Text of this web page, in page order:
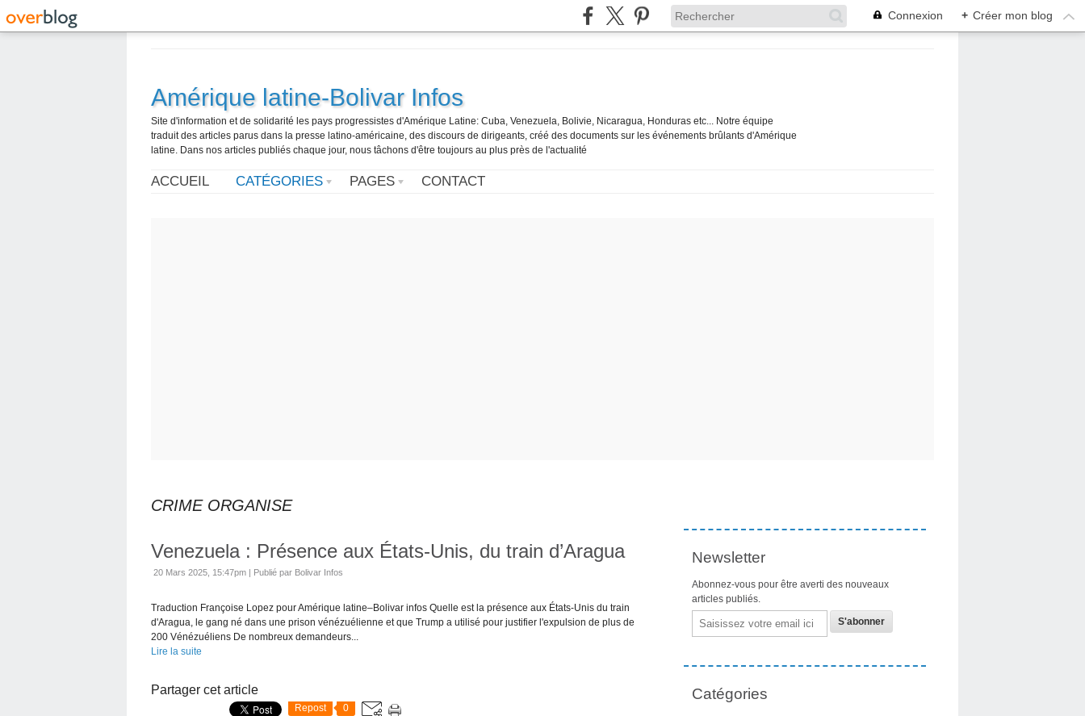
Connexion + Créer mon blog
Amérique latine-Bolivar Infos
Site d'information et de solidarité les pays progressistes d'Amérique Latine: Cuba, Venezuela, Bolivie, Nicaragua, Honduras etc... Notre équipe
traduit des articles parus dans la presse latino-américaine, des discours de dirigeants, créé des documents sur les événements brûlants d'Amérique
latine. Dans nos articles publiés chaque jour, nous tâchons d'être toujours au plus près de l'actualité
ACCUEIL CATÉGORIES PAGES CONTACT
CRIME ORGANISE
Venezuela : Présence aux États-Unis, du train d’Aragua
20 Mars 2025, 15:47pm | Publié par Bolivar Infos
Traduction Françoise Lopez pour Amérique latine–Bolivar infos Quelle est la présence aux États-Unis du train
d'Aragua, le gang né dans une prison vénézuélienne et que Trump a utilisé pour justifier l'expulsion de plus de
200 Vénézuéliens De nombreux demandeurs...
Lire la suite
Partager cet article
Repost 0
Newsletter
Abonnez-vous pour être averti des nouveaux
articles publiés.
Email
Catégories